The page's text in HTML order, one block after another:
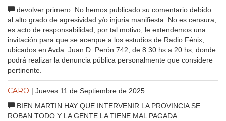
devolver primero..No hemos publicado su comentario debido
al alto grado de agresividad y/o injuria manifiesta. No es censura,
es acto de responsabilidad, por tal motivo, le extendemos una
invitación para que se acerque a los estudios de Radio Fénix,
ubicados en Avda. Juan D. Perón 742, de 8.30 hs a 20 hs, donde
podrá realizar la denuncia pública personalmente que considere
pertinente.
CARO | Jueves 11 de Septiembre de 2025
BIEN MARTIN HAY QUE INTERVENIR LA PROVINCIA SE
ROBAN TODO Y LA GENTE LA TIENE MAL PAGADA